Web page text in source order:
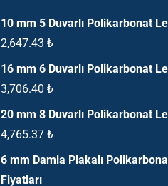
10 mm 5 Duvarlı Polikarbonat
2,647.43 ₺
16 mm 6 Duvarlı Polikarbonat
3,706.40 ₺
20 mm 8 Duvarlı Polikarbonat
4,765.37 ₺
6 mm Damla Plakalı
Fiyatları